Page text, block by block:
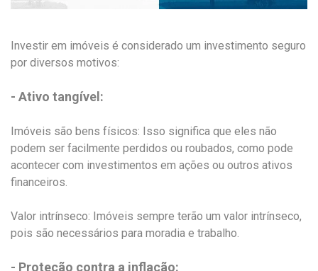
Investir em imóveis é considerado um investimento seguro
por diversos motivos:
- Ativo tangível:
Imóveis são bens físicos: Isso significa que eles não
podem ser facilmente perdidos ou roubados, como pode
acontecer com investimentos em ações ou outros ativos
financeiros.
Valor intrínseco: Imóveis sempre terão um valor intrínseco,
pois são necessários para moradia e trabalho.
- Proteção contra a inflação: